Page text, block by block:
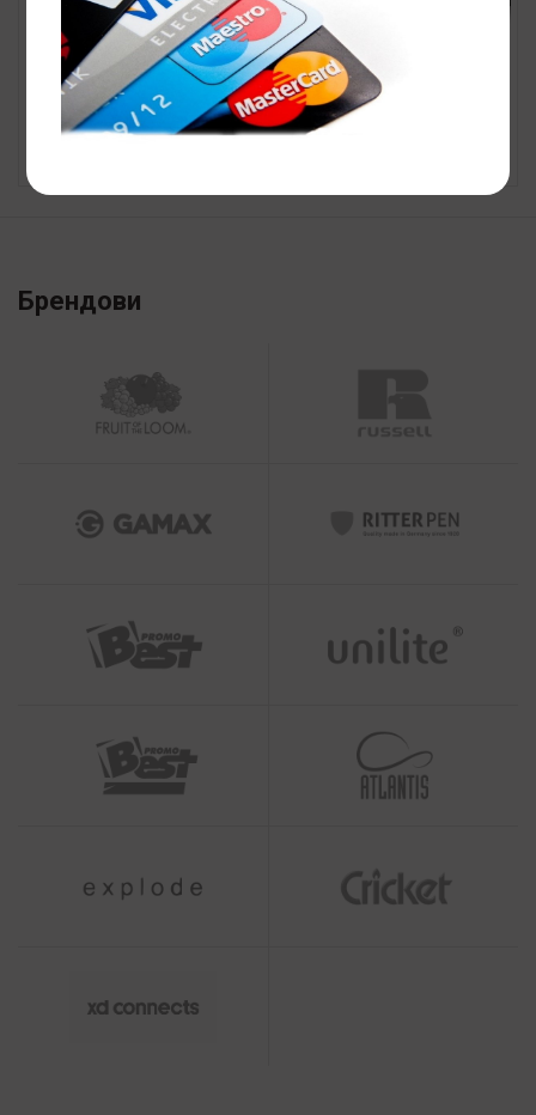
Капа зимска WINTER
Брендови